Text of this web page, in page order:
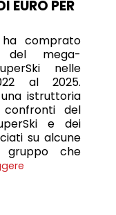
EURO PER
comprato
mega-
nelle
al 2025.
istruttoria
del
e dei
su alcune
che